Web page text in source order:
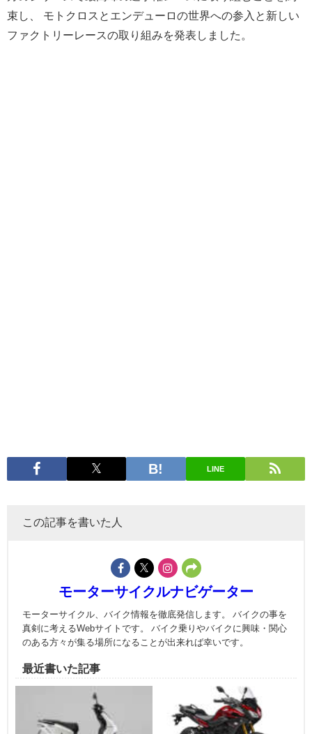
束し、 モトクロスとエンデューロの世界への参入と新しい
ファクトリーレースの取り組みを発表しました。
LINE
この記事を書いた人
モーターサイクルナビゲーター
モーターサイクル、バイク情報を徹底発信します。 バイクの事を
真剣に考えるWebサイトです。 バイク乗りやバイクに興味・関心
のある方々が集る場所になることが出来れば幸いです。
最近書いた記事